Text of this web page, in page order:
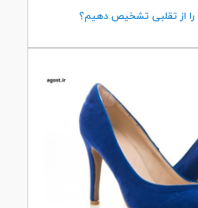
از تقلبی تشخیص دهیم؟